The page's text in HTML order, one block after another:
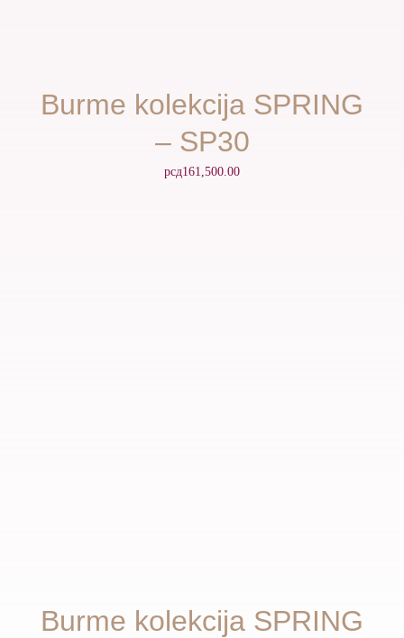
Burme kolekcija SPRING
– SP30
рсд161,500.00
Burme kolekcija SPRING